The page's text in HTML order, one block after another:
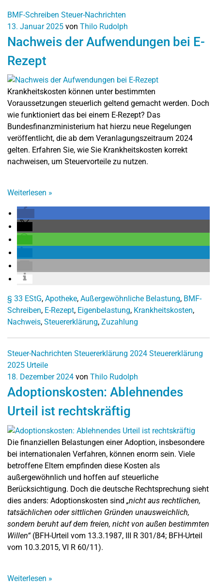
BMF-Schreiben Steuer-Nachrichten
13. Januar 2025 von Thilo Rudolph
Nachweis der Aufwendungen bei E-
Rezept
Krankheitskosten können unter bestimmten
Voraussetzungen steuerlich geltend gemacht werden. Doch
wie funktioniert das bei einem E-Rezept? Das
Bundesfinanzministerium hat hierzu neue Regelungen
veröffentlicht, die ab dem Veranlagungszeitraum 2024
gelten. Erfahren Sie, wie Sie Krankheitskosten korrekt
nachweisen, um Steuervorteile zu nutzen.
Weiterlesen »
§ 33 EStG, Apotheke, Außergewöhnliche Belastung, BMF-
Schreiben, E-Rezept, Eigenbelastung, Krankheitskosten,
Nachweis, Steuererklärung, Zuzahlung
Steuer-Nachrichten Steuererklärung 2024 Steuererklärung
2025 Urteile
18. Dezember 2024 von Thilo Rudolph
Adoptionskosten: Ablehnendes
Urteil ist rechtskräftig
Die finanziellen Belastungen einer Adoption, insbesondere
bei internationalen Verfahren, können enorm sein. Viele
betroffene Eltern empfinden diese Kosten als
außergewöhnlich und hoffen auf steuerliche
Berücksichtigung. Doch die deutsche Rechtsprechung sieht
dies anders: Adoptionskosten sind „nicht aus rechtlichen,
tatsächlichen oder sittlichen Gründen unausweichlich,
sondern beruht auf dem freien, nicht von außen bestimmten
Willen“ (BFH-Urteil vom 13.3.1987, III R 301/84; BFH-Urteil
vom 10.3.2015, VI R 60/11).
Weiterlesen »